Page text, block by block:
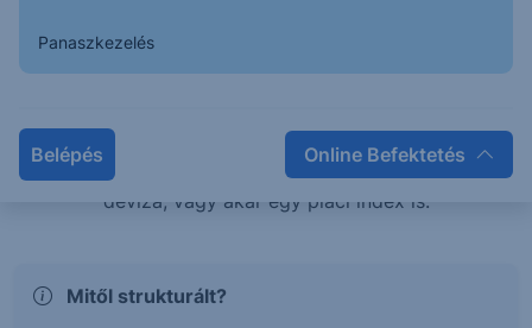
Panaszkezelés
Belépés Online Befektetés
Mi az a Strukturált értékpapír?
termékhez, vagy termékek kosarához kötött. Ez a
mögöttes termék lehet részvény, kötvény, árucikk,
deviza, vagy akár egy piaci index is.
Mitől strukturált?